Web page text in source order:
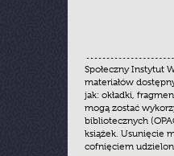
Społeczny Instytut
materiałów
jak: okładki,
mogą zostać
bibliotecznych
książek. Usunięcie
cofnięciem